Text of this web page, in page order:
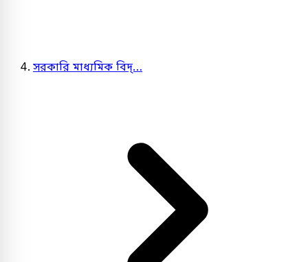
সরকারি মাধ্যমিক বিদ্…